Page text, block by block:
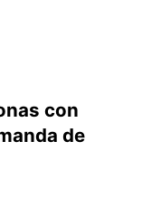
con
de